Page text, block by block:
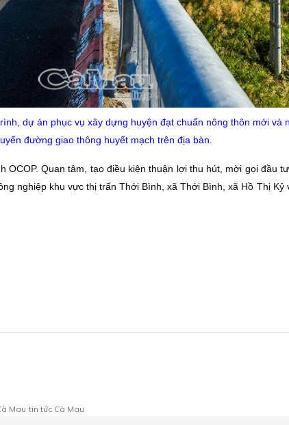
dự án phục vụ xây dựng huyện đạt chuẩn nông thôn mới và
đường giao thông huyết mạch trên địa bàn.
OCOP. Quan tâm, tạo điều kiện thuận lợi thu hút, mời gọi đầu
nghiệp khu vực thị trấn Thới Bình, xã Thới Bình, xã Hồ Thị Kỷ
Mau tin tức Cà Mau